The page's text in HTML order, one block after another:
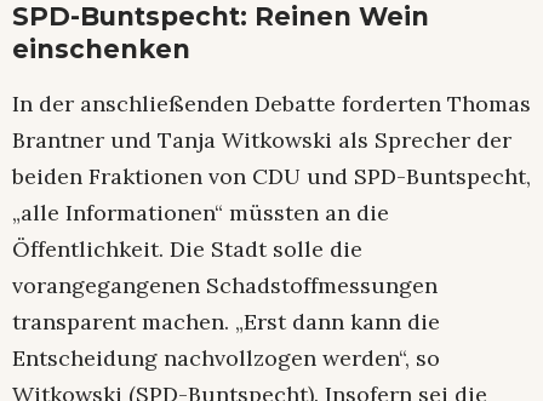
SPD-Buntspecht: Reinen Wein
einschenken
In der anschließenden Debatte forderten Thomas
Brantner und Tanja Witkowski als Sprecher der
beiden Fraktionen von CDU und SPD-Buntspecht,
„alle Informationen“ müssten an die
Öffentlichkeit. Die Stadt solle die
vorangegangenen Schadstoffmessungen
transparent machen. „Erst dann kann die
Entscheidung nachvollzogen werden“, so
Witkowski (SPD-Buntspecht). Insofern sei die